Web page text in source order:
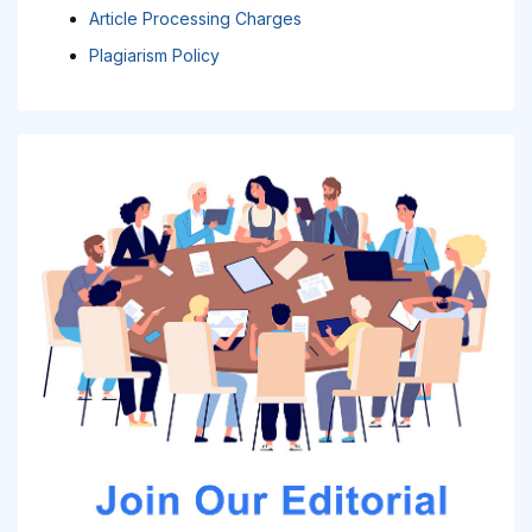
Article Processing Charges
Plagiarism Policy